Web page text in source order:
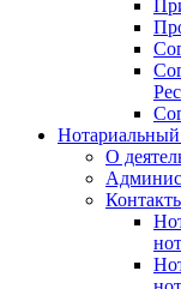
Нотариальный
О